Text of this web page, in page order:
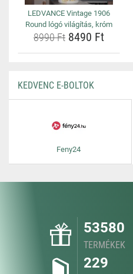
LEDVANCE Vintage 1906
Round lógó világítás, króm
8990 Ft 8490 Ft
KEDVENC E-BOLTOK
Feny24
53580
TERMÉKEK
229